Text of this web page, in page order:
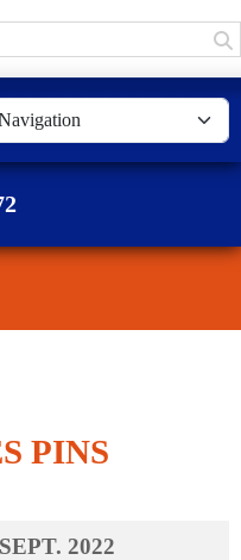
PINS
SEPT. 2022